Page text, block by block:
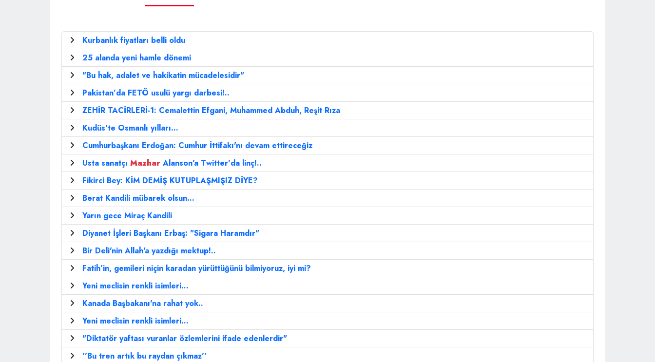
Kurbanlık fiyatları belli oldu
25 alanda yeni hamle dönemi
"Bu hak, adalet ve hakikatin mücadelesidir"
Pakistan’da FETÖ usulü yargı darbesi!..
ZEHİR TACİRLERİ-1: Cemalettin Efgani, Muhammed Abduh, Reşit Rıza
Kudüs'te Osmanlı yılları...
Cumhurbaşkanı Erdoğan: Cumhur İttifakı'nı devam ettireceğiz
Usta sanatçı Mazhar Alanson'a Twitter'da linç!..
Fikirci Bey: KİM DEMİŞ KUTUPLAŞMIŞIZ DİYE?
Berat Kandili mübarek olsun...
Yarın gece Miraç Kandili
Diyanet İşleri Başkanı Erbaş: "Sigara Haramdır"
Bir Deli'nin Allah'a yazdığı mektup!..
Fatih’in, gemileri niçin karadan yürüttüğünü bilmiyoruz, iyi mi?
Yeni meclisin renkli isimleri...
Kanada Başbakanı'na rahat yok..
Yeni meclisin renkli isimleri...
"Diktatör yaftası vuranlar özlemlerini ifade edenlerdir"
''Bu tren artık bu raydan çıkmaz''